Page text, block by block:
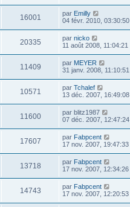
16001 par Emilly
04 févr. 2010, 03:30:50
20335 par nicko
11 août 2008, 11:04:21
11409 par MEYER
31 janv. 2008, 11:10:51
10571 par Tchalef
13 déc. 2007, 16:49:08
11600 par blitz1987
07 déc. 2007, 12:47:24
17607 par Fabpcent
17 nov. 2007, 19:47:33
13718 par Fabpcent
17 nov. 2007, 12:34:26
14743 par Fabpcent
17 nov. 2007, 12:20:53